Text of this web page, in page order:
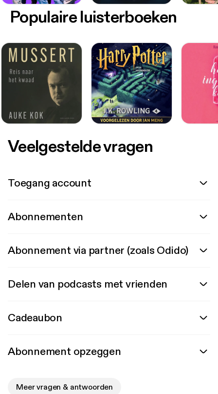
Populaire luisterboeken
Veelgestelde vragen
Toegang account
Abonnementen
Abonnement via partner (zoals Odido)
Delen van podcasts met vrienden
Cadeaubon
Abonnement opzeggen
Meer vragen & antwoorden